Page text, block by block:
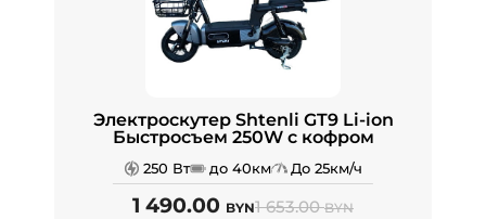
Электроскутер Shtenli GT9 Li-ion
Быстросъем 250W с кофром
250 Вт до 40км До 25км/ч
1 490.00 BYN1 653.00BYN